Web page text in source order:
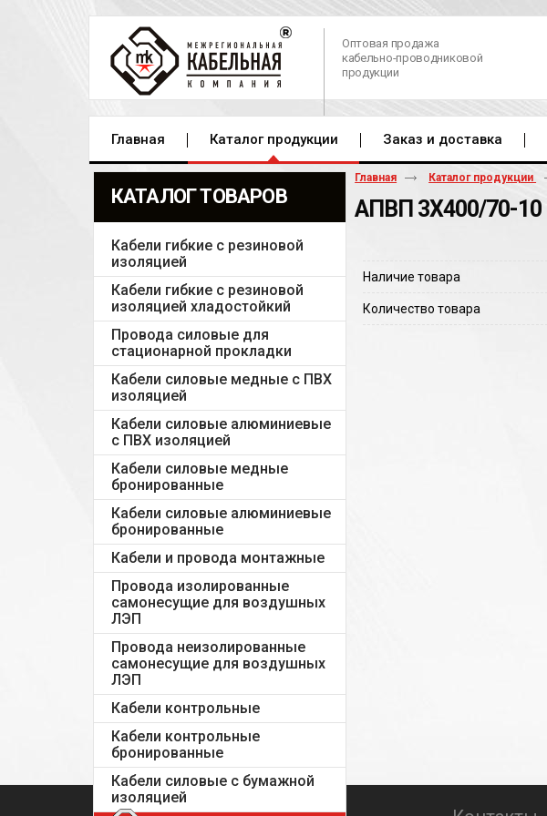
Оптовая продажа
кабельно-проводниковой
продукции
Главная Каталог продукции Заказ и доставка
КАТАЛОГ ТОВАРОВ
Кабели гибкие с резиновой
изоляцией
Кабели гибкие с резиновой
изоляцией хладостойкий
Провода силовые для
стационарной прокладки
Кабели силовые медные с ПВХ
изоляцией
Кабели силовые алюминиевые
с ПВХ изоляцией
Кабели силовые медные
бронированные
Кабели силовые алюминиевые
бронированные
Кабели и провода монтажные
Провода изолированные
самонесущие для воздушных
ЛЭП
Провода неизолированные
самонесущие для воздушных
ЛЭП
Кабели контрольные
Кабели контрольные
бронированные
Кабели силовые с бумажной
изоляцией
Главная Каталог продукции
АПВП 3Х400/70-10
Наличие товара
Количество товара